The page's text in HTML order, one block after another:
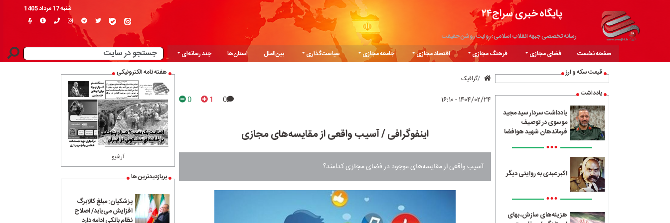
پایگاه خبری سراج۲۴
رسانه تخصصی جبهه انقلاب اسلامی؛ روایت روشن حقیقت
شنبه 17 مرداد 1405
صفحه نخست فضای مجازی فرهنگ مجازی اقتصاد مجازی جامعه مجازی سیاست‌گذاری بین‌الملل استان‌ها
چند رسانه‌ای
قیمت سکه و ارز
یادداشت
یادداشت سردار سید مجید
موسوی در توصیف
فرماندهان شهید هوافضا
•••
اکبر عبدی به روایتی دیگر
•••
هزینه‌های سازش، بهای
گرافیک
۱۴۰۴/۰۲/۲۴ - ۱۶:۱۰ 0
1
0
اینفوگرافی / آسیب‌ واقعی از مقایسه‌‌های مجازی
آسیب‌ واقعی از مقایسه‌‌های موجود در فضای مجازی کدامند؟
هفته نامه الکترونیکی
آرشیو
پربازدیدترین ها
پزشکیان: مبلغ کالابرگ
افزایش می‌یابد/ اصلاح
نظام بانکی ادامه دارد